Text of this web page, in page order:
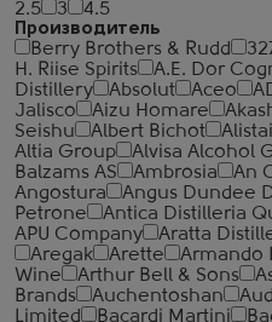
2.5
3
4.5
Производитель
Berry Brothers & Rudd
H. Riise Spirits
A.E. Dor
Distillery
Absolut Aceo
Jalisco
Aizu Homare
Seishu
Albert Bichot
Altia Group
Alvisa Alcohol
Balzams AS
Ambrosia An
Angostura
Angus Dundee
Petrone
Antica Distilleria
APU Company
Aratta
Aregak
Arette Armando
Wine
Arthur Bell & Sons
Brands
Auchentoshan
Limited
Bacardi Martini